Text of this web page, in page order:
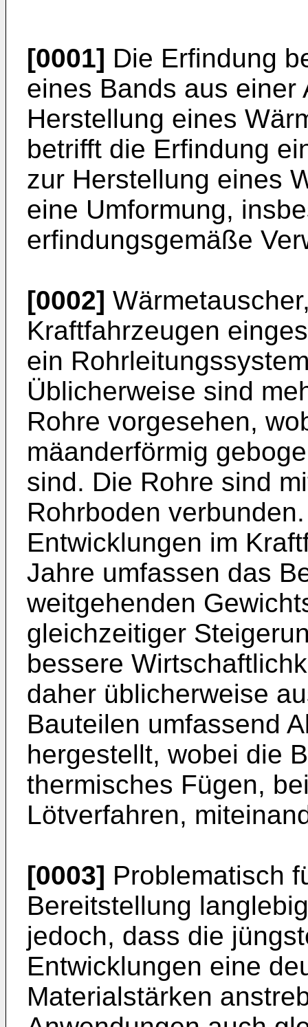
[0001] Die Erfindung
eines Bands aus einer
Herstellung eines
betrifft die Erfindung
zur Herstellung eines
eine Umformung,
erfindungsgemäße
[0002]
Kraftfahrzeugen
ein
Üblicherweise sind
Rohre vorgesehen,
mäanderförmig
sind. Die Rohre sind
Rohrboden
Entwicklungen im
Jahre umfassen das
weitgehenden
gleichzeitiger
bessere
daher üblicherweise
Bauteilen umfassend
hergestellt, wobei die
thermisches Fügen,
Lötverfahren,
[0003] Problematisch
Bereitstellung
jedoch, dass die
Entwicklungen eine
Materialstärken